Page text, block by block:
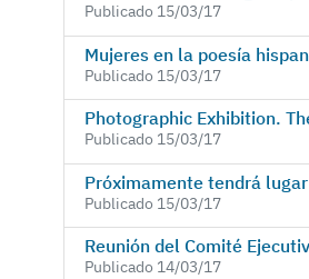
Publicado 15/03/17
Publicado 15/03/17
Publicado 15/03/17
Publicado 15/03/17
Publicado 14/03/17